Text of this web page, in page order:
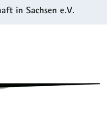
in Sachsen e.V.